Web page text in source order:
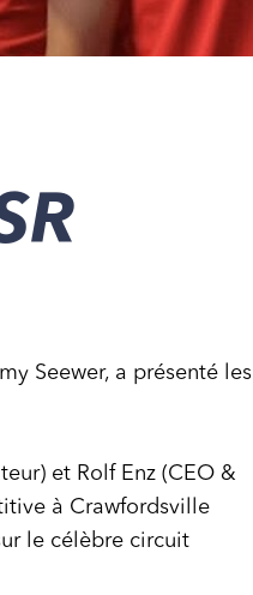
Seewer, a présenté les
et Rolf Enz (CEO &
à Crawfordsville
le célèbre circuit